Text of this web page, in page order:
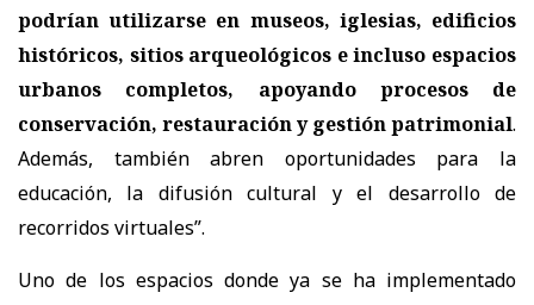
podrían utilizarse en museos, iglesias, edificios
históricos, sitios arqueológicos e incluso espacios
urbanos completos, apoyando procesos de
conservación, restauración y gestión patrimonial.
Además, también abren oportunidades para la
educación, la difusión cultural y el desarrollo de
recorridos virtuales”.
Uno de los espacios donde ya se ha implementado